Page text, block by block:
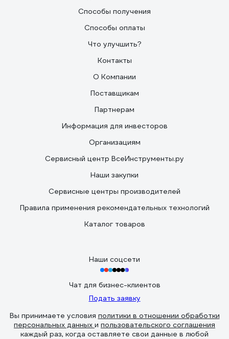
Способы получения
Способы оплаты
Что улучшить?
Контакты
О Компании
Поставщикам
Партнерам
Информация для инвесторов
Организациям
Сервисный центр ВсеИнструменты.ру
Наши закупки
Сервисные центры производителей
Правила применения рекомендательных технологий
Каталог товаров
Наши соцсети
Чат для бизнес-клиентов
Подать заявку
Вы принимаете условия политики в отношении обработки
персональных данных и пользовательского соглашения
каждый раз, когда оставляете свои данные в любой